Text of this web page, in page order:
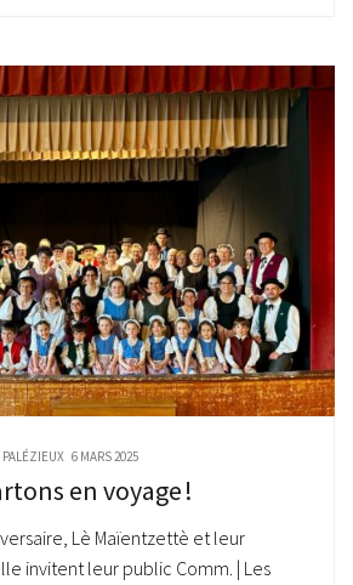
PALÉZIEUX 6 MARS 2025
en voyage !
Lè Maïentzettè et leur
invitent leur public Comm. | Les